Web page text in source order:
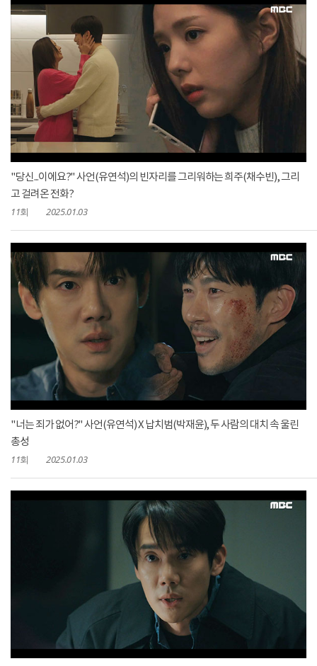
"당신...이에요?" 사언(유연석)의 빈자리를 그리워하는 희주(채수빈), 그리
고 걸려온 전화?
11회 2025.01.03
"너는 죄가 없어?" 사언(유연석) X 납치범(박재윤), 두 사람의 대치 속 울린
총성
11회 2025.01.03